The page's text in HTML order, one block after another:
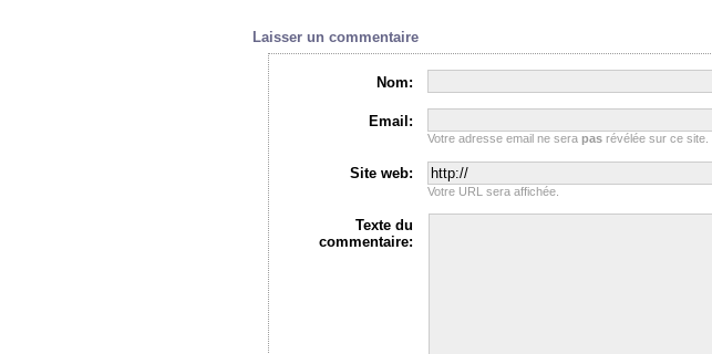
Laisser un commentaire
Nom:
Email:
Votre adresse email ne serapas révélée sur ce site.
Site web:
Votre URL sera affichée.
Texte du
commentaire: